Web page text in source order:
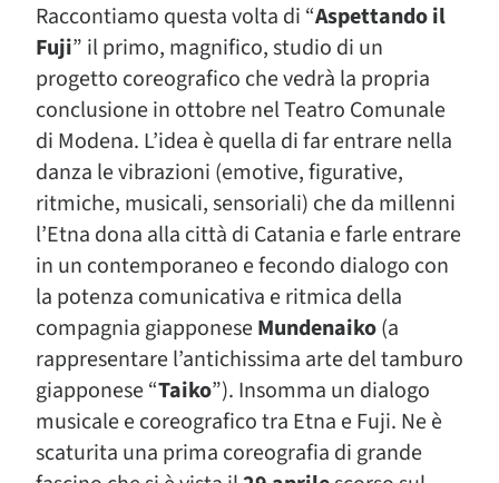
Raccontiamo questa volta di “Aspettando il
Fuji” il primo, magnifico, studio di un
progetto coreografico che vedrà la propria
conclusione in ottobre nel Teatro Comunale
di Modena. L’idea è quella di far entrare nella
danza le vibrazioni (emotive, figurative,
ritmiche, musicali, sensoriali) che da millenni
l’Etna dona alla città di Catania e farle entrare
in un contemporaneo e fecondo dialogo con
la potenza comunicativa e ritmica della
compagnia giapponeseMundenaiko(a
rappresentare l’antichissima arte del tamburo
giapponese “Taiko”). Insomma un dialogo
musicale e coreografico tra Etna e Fuji. Ne è
scaturita una prima coreografia di grande